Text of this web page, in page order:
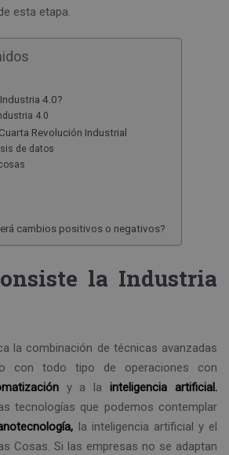
esta etapa.
4.0?
4.0
Revolución Industrial
de datos
cambios positivos o negativos?
la Industria
la combinación de técnicas avanzadas
con todo tipo de operaciones con
y a lainteligencia artificial.
tecnologías que podemos contemplar
la inteligencia artificial y el
Cosas. Si las empresas no se adaptan